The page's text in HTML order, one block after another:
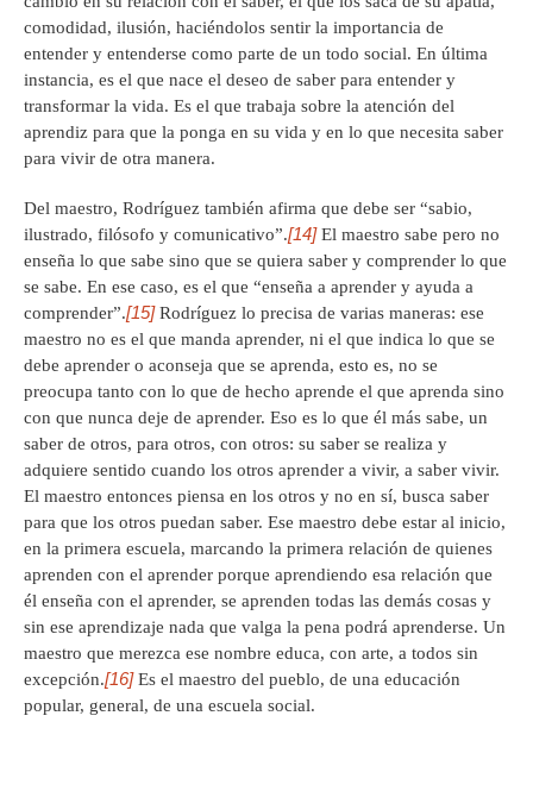
comodidad, ilusión, haciéndolos sentir la importancia de
entender y entenderse como parte de un todo social. En última
instancia, es el que nace el deseo de saber para entender y
transformar la vida. Es el que trabaja sobre la atención del
aprendiz para que la ponga en su vida y en lo que necesita saber
para vivir de otra manera.
Del maestro, Rodríguez también afirma que debe ser “sabio,
ilustrado, filósofo y comunicativo”.[14]El maestro sabe pero no
enseña lo que sabe sino que se quiera saber y comprender lo que
se sabe. En ese caso, es el que “enseña a aprender y ayuda a
comprender”.[15]Rodríguez lo precisa de varias maneras: ese
maestro no es el que manda aprender, ni el que indica lo que se
debe aprender o aconseja que se aprenda, esto es, no se
preocupa tanto con lo que de hecho aprende el que aprenda sino
con que nunca deje de aprender. Eso es lo que él más sabe, un
saber de otros, para otros, con otros: su saber se realiza y
adquiere sentido cuando los otros aprender a vivir, a saber vivir.
El maestro entonces piensa en los otros y no en sí, busca saber
para que los otros puedan saber. Ese maestro debe estar al inicio,
en la primera escuela, marcando la primera relación de quienes
aprenden con el aprender porque aprendiendo esa relación que
él enseña con el aprender, se aprenden todas las demás cosas y
sin ese aprendizaje nada que valga la pena podrá aprenderse. Un
maestro que merezca ese nombre educa, con arte, a todos sin
excepción.[16]Es el maestro del pueblo, de una educación
popular, general, de una escuela social.